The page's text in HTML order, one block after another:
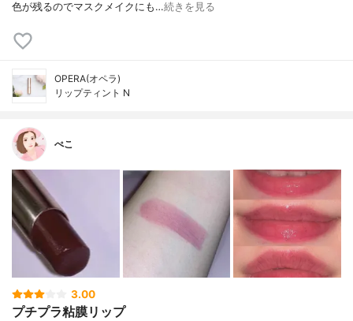
色が残るのでマスクメイクにも…続きを見る
OPERA(オペラ)
リップティント N
ぺこ
3.00
プチプラ粘膜リップ